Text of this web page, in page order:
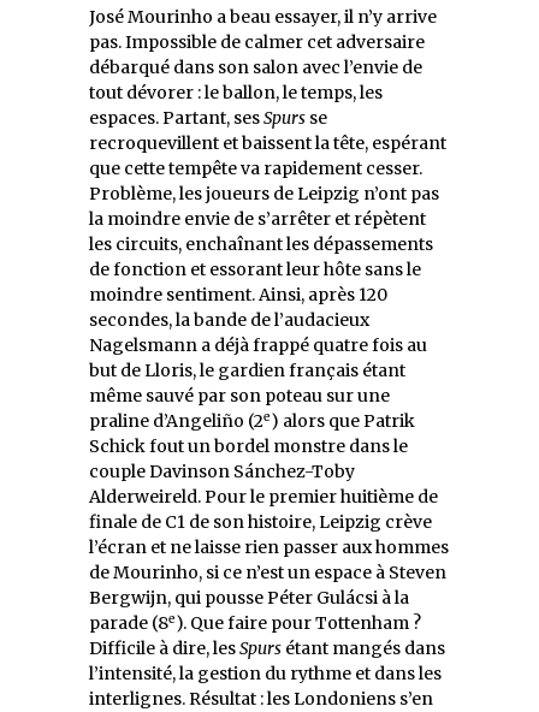
José Mourinho a beau essayer, il n’y arrive
pas. Impossible de calmer cet adversaire
débarqué dans son salon avec l’envie de
tout dévorer : le ballon, le temps, les
espaces. Partant, sesSpurs se
recroquevillent et baissent la tête, espérant
que cette tempête va rapidement cesser.
Problème, les joueurs de Leipzig n’ont pas
la moindre envie de s’arrêter et répètent
les circuits, enchaînant les dépassements
de fonction et essorant leur hôte sans le
moindre sentiment. Ainsi, après 120
secondes, la bande de l’audacieux
Nagelsmann a déjà frappé quatre fois au
but de Lloris, le gardien français étant
même sauvé par son poteau sur une
praline d’Angeliño (2e) alors que Patrik
Schick fout un bordel monstre dans le
couple Davinson Sánchez-Toby
Alderweireld. Pour le premier huitième de
finale de C1 de son histoire, Leipzig crève
l’écran et ne laisse rien passer aux hommes
de Mourinho, si ce n’est un espace à Steven
Bergwijn, qui pousse Péter Gulácsi à la
parade (8e). Que faire pour Tottenham ?
Difficile à dire, lesSpurs étant mangés dans
l’intensité, la gestion du rythme et dans les
interlignes. Résultat : les Londoniens s’en